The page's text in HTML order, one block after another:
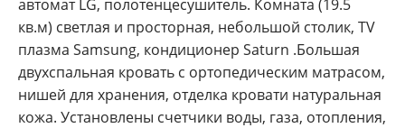
автомат LG, полотенцесушитель. Комната (19.5
кв.м) светлая и просторная, небольшой столик, ТV
плазма Samsung, кондиционер Saturn .Большая
двухспальная кровать с ортопедическим матрасом,
нишей для хранения, отделка кровати натуральная
кожа. Установлены счетчики воды, газа, отопления,